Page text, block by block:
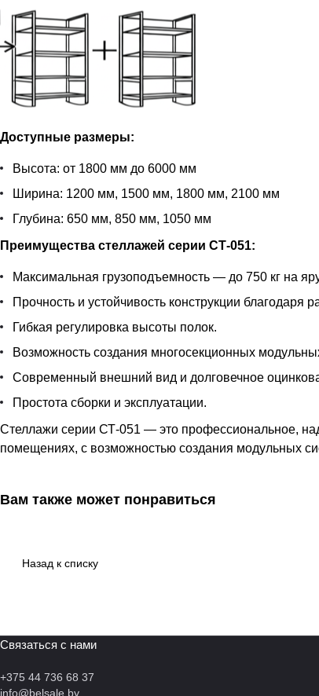
Доступные размеры:
Высота: от 1800 мм до 6000 мм
Ширина: 1200 мм, 1500 мм, 1800 мм, 2100 мм
Глубина: 650 мм, 850 мм, 1050 мм
Преимущества стеллажей серии СТ-051:
Максимальная грузоподъемность — до 750 кг на
Прочность и устойчивость конструкции благодаря
Гибкая регулировка высоты полок.
Возможность создания многосекционных
Современный внешний вид и долговечное
Простота сборки и эксплуатации.
Стеллажи серии СТ-051 — это профессиональное,
помещениях, с возможностью создания модульных
Вам также может понравиться
Назад к списку
Связаться с нами
+375 44 736 68 37
info@belsale.by